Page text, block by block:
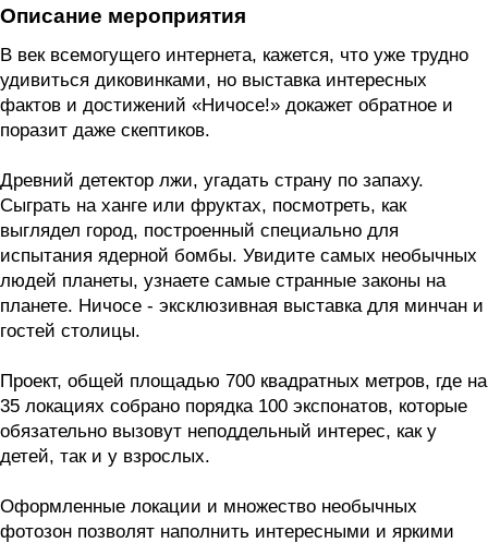
Описание мероприятия
В век всемогущего интернета, кажется, что уже трудно
удивиться диковинками, но выставка интересных
фактов и достижений «Ничосе!» докажет обратное и
поразит даже скептиков.
Древний детектор лжи, угадать страну по запаху.
Сыграть на ханге или фруктах, посмотреть, как
выглядел город, построенный специально для
испытания ядерной бомбы. Увидите самых необычных
людей планеты, узнаете самые странные законы на
планете. Ничосе - эксклюзивная выставка для минчан и
гостей столицы.
Проект, общей площадью 700 квадратных метров, где на
35 локациях собрано порядка 100 экспонатов, которые
обязательно вызовут неподдельный интерес, как у
детей, так и у взрослых.
Оформленные локации и множество необычных
фотозон позволят наполнить интересными и яркими